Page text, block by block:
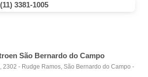
3381-1005
São Bernardo do Campo
2302 - Rudge Ramos, São Bernardo do Campo -